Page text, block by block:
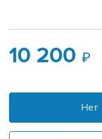
10 200
Нет